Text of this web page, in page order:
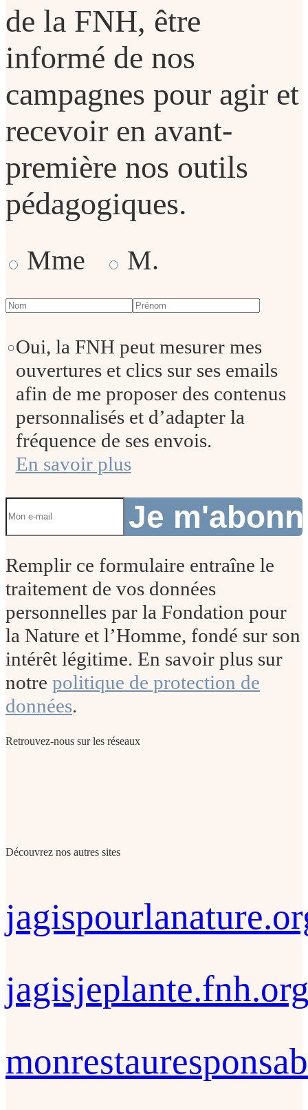
de la FNH, être
informé de nos
campagnes pour agir et
recevoir en avant-
première nos outils
pédagogiques.
Mme M.
Oui, la FNH peut mesurer mes
ouvertures et clics sur ses emails
afin de me proposer des contenus
personnalisés et d’adapter la
fréquence de ses envois.
En savoir plus
Je
Remplir ce formulaire entraîne le
traitement de vos données
personnelles par la Fondation pour
la Nature et l’Homme, fondé sur son
intérêt légitime. En savoir plus sur
notre politique de protection de
données.
Retrouvez-nous sur les réseaux
Découvrez nos autres sites